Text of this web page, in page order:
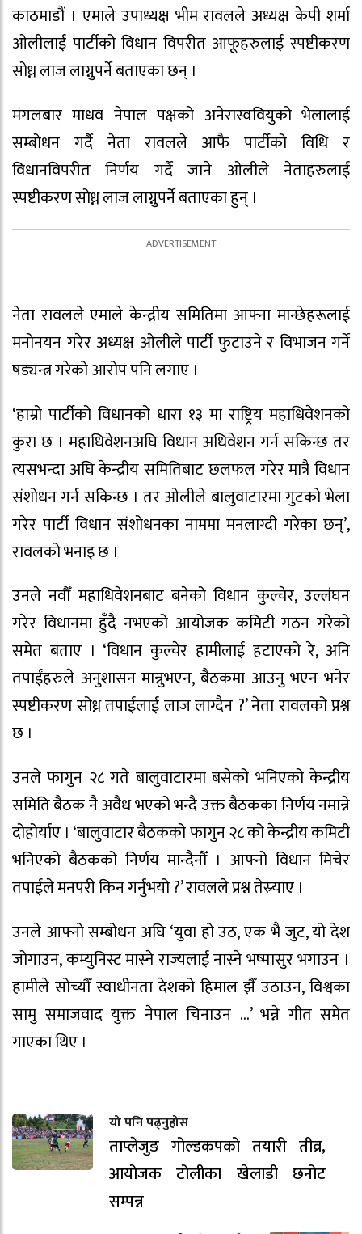
काठमाडौं । एमाले उपाध्यक्ष भीम रावलले अध्यक्ष केपी शर्मा
ओलीलाई पार्टीको विधान विपरीत आफूहरुलाई स्पष्टीकरण
सोध्न लाज लाग्नुपर्ने बताएका छन् ।
मंगलबार माधव नेपाल पक्षको अनेरास्ववियुको भेलालाई
सम्बोधन गर्दै नेता रावलले आफै पार्टीको विधि र
विधानविपरीत निर्णय गर्दै जाने ओलीले नेताहरुलाई
स्पष्टीकरण सोध्न लाज लाग्नुपर्ने बताएका हुन् ।
नेता रावलले एमाले केन्द्रीय समितिमा आफ्ना मान्छेहरूलाई
मनोनयन गरेर अध्यक्ष ओलीले पार्टी फुटाउने र विभाजन गर्ने
षड्यन्त्र गरेको आरोप पनि लगाए ।
‘हाम्रो पार्टीको विधानको धारा १३ मा राष्ट्रिय महाधिवेशनको
कुरा छ । महाधिवेशनअघि विधान अधिवेशन गर्न सकिन्छ तर
त्यसभन्दा अघि केन्द्रीय समितिबाट छलफल गरेर मात्रै विधान
संशोधन गर्न सकिन्छ । तर ओलीले बालुवाटारमा गुटको भेला
गरेर पार्टी विधान संशोधनका नाममा मनलाग्दी गरेका छन्’,
रावलको भनाइ छ ।
उनले नवौँ महाधिवेशनबाट बनेको विधान कुल्चेर, उल्लंघन
गरेर विधानमा हुँदै नभएको आयोजक कमिटी गठन गरेको
समेत बताए । ‘विधान कुल्चेर हामीलाई हटाएको रे, अनि
तपाईंहरुले अनुशासन मान्नुभएन, बैठकमा आउनु भएन भनेर
स्पष्टीकरण सोध्न तपाईंलाई लाज लाग्दैन ?’ नेता रावलको प्रश्न
छ ।
उनले फागुन २८ गते बालुवाटारमा बसेको भनिएको केन्द्रीय
समिति बैठक नै अवैध भएको भन्दै उक्त बैठकका निर्णय नमान्ने
दोहोर्याए । ‘बालुवाटार बैठकको फागुन २८ को केन्द्रीय कमिटी
भनिएको बैठकको निर्णय मान्दैनौँ । आफ्नो विधान मिचेर
तपाईंले मनपरी किन गर्नुभयो ?’ रावलले प्रश्न तेस्र्याए ।
उनले आफ्नो सम्बोधन अघि ‘युवा हो उठ, एक भै जुट, यो देश
जोगाउन, कम्युनिस्ट मास्ने राज्यलाई नास्ने भष्मासुर भगाउन ।
हामीले सोच्यौँ स्वाधीनता देशको हिमाल झैँ उठाउन, विश्वका
सामु समाजवाद युक्त नेपाल चिनाउन …’ भन्ने गीत समेत
गाएका थिए ।
यो पनि पढ्नुहोस
ताप्लेजुङ गोल्डकपको तयारी तीव्र,
आयोजक टोलीका खेलाडी छनोट
सम्पन्न